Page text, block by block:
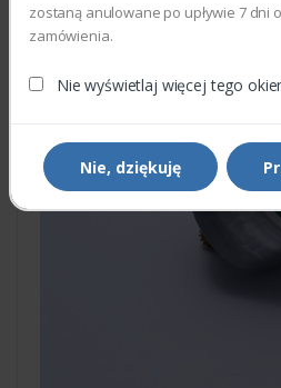
zostaną anulowane po upływie 7 dni
zamówienia.
Nie wyświetlaj więcej tego
Nie, dziękuję